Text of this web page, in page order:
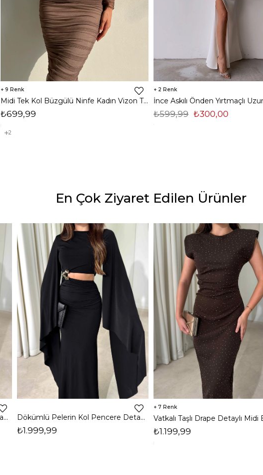
9
Midi Tek Kol Büzgülü Ninfe Kadın Vizon Tül Elbise 22K000524
₺699,99
2
2
₺300,00
₺599,99
En Çok Ziyaret Edilen Ürünler
Dökümlü Pelerin Kol Pencere Detaylı Maxi Kahverengi Arlev Kadın Elbise 26Y511 Dökümlü Pelerin Kol Pencere Detaylı Maxi Siyah Arlev Kadın Elbise 26Y511
₺1.999,99
7
₺1.199,99